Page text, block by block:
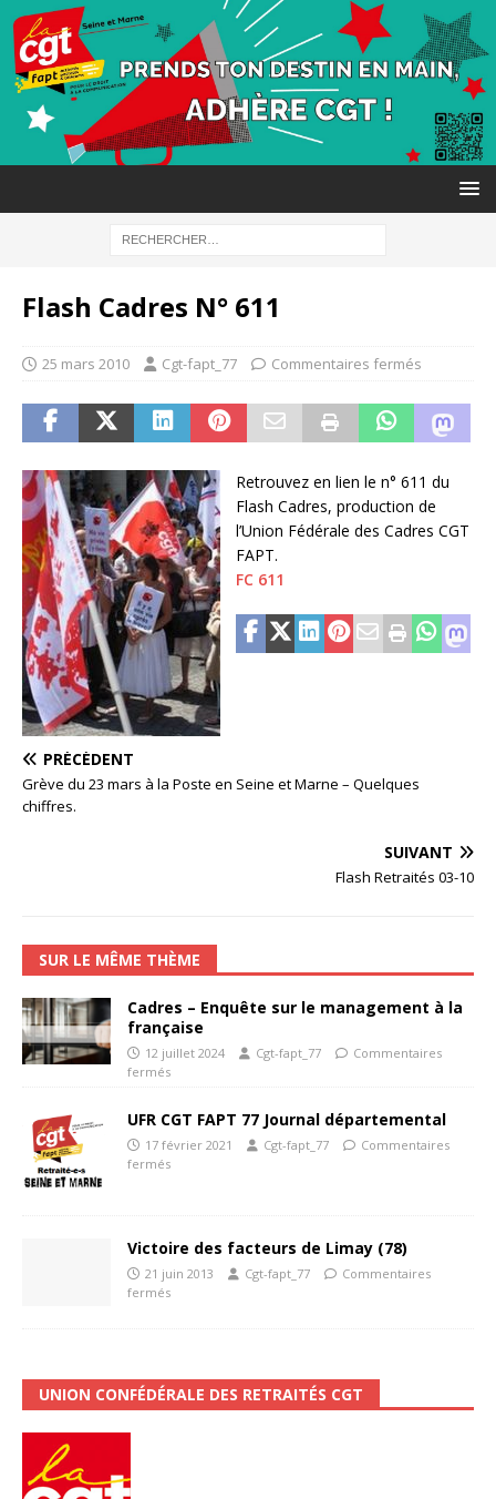
Flash Cadres N° 611
25 mars 2010 Cgt-fapt_77 Commentaires fermés
Retrouvez en lien le n° 611 du
Flash Cadres, production de
l’Union Fédérale des Cadres CGT
FAPT.
FC 611
PRÉCÉDENT
Grève du 23 mars à la Poste en Seine et Marne – Quelques
chiffres.
SUIVANT
Flash Retraités 03-10
SUR LE MÊME THÈME
Cadres – Enquête sur le management à la
française
12 juillet 2024 Cgt-fapt_77
Commentaires
fermés
UFR CGT FAPT 77 Journal départemental
17 février 2021 Cgt-fapt_77
Commentaires
fermés
Victoire des facteurs de Limay (78)
21 juin 2013 Cgt-fapt_77
Commentaires
fermés
UNION CONFÉDÉRALE DES RETRAITÉS CGT